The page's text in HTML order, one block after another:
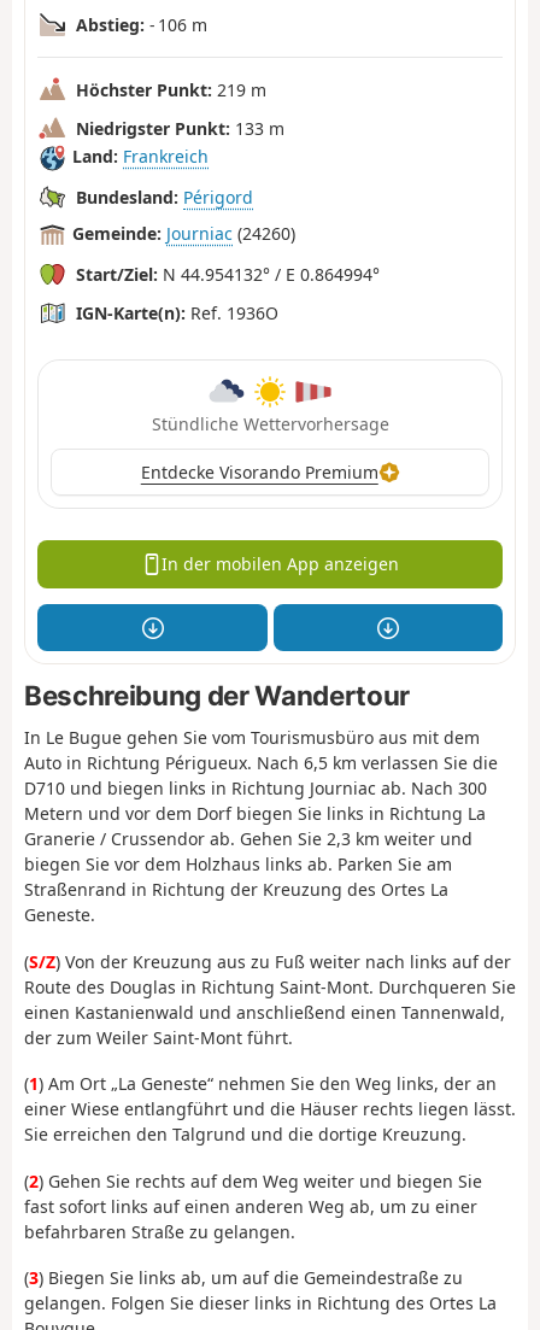
Abstieg: - 106 m
Höchster Punkt: 219 m
Niedrigster Punkt: 133 m
Land: Frankreich
Bundesland: Périgord
Gemeinde: Journiac (24260)
Start/Ziel: N 44.954132° / E 0.864994°
IGN-Karte(n): Ref. 1936O
Stündliche Wettervorhersage
Entdecke Visorando Premium
In der mobilen App anzeigen
Beschreibung der Wandertour
In Le Bugue gehen Sie vom Tourismusbüro aus mit dem
Auto in Richtung Périgueux. Nach 6,5 km verlassen Sie die
D710 und biegen links in Richtung Journiac ab. Nach 300
Metern und vor dem Dorf biegen Sie links in Richtung La
Granerie / Crussendor ab. Gehen Sie 2,3 km weiter und
biegen Sie vor dem Holzhaus links ab. Parken Sie am
Straßenrand in Richtung der Kreuzung des Ortes La
Geneste.
(S/Z) Von der Kreuzung aus zu Fuß weiter nach links auf der
Route des Douglas in Richtung Saint-Mont. Durchqueren Sie
einen Kastanienwald und anschließend einen Tannenwald,
der zum Weiler Saint-Mont führt.
(1) Am Ort „La Geneste“ nehmen Sie den Weg links, der an
einer Wiese entlangführt und die Häuser rechts liegen lässt.
Sie erreichen den Talgrund und die dortige Kreuzung.
(2) Gehen Sie rechts auf dem Weg weiter und biegen Sie
fast sofort links auf einen anderen Weg ab, um zu einer
befahrbaren Straße zu gelangen.
(3) Biegen Sie links ab, um auf die Gemeindestraße zu
gelangen. Folgen Sie dieser links in Richtung des Ortes La